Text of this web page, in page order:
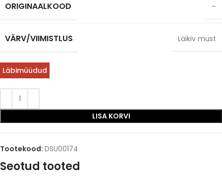
ORIGINAALKOOD –
VÄRV/VIIMISTLUS Läikiv must
Läbimüüdud
LISA KORVI
Tootekood: DSU00174
Seotud tooted